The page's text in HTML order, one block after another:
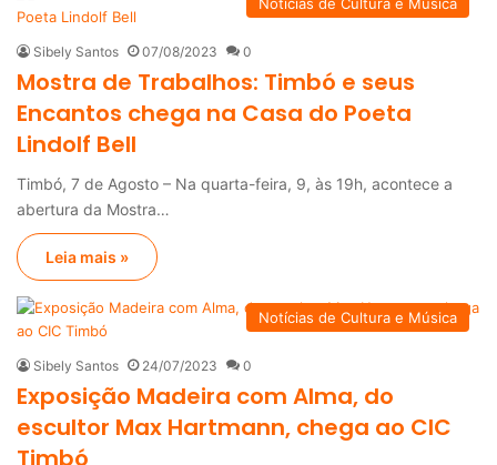
Notícias de Cultura e Música
Sibely Santos 07/08/2023 0
Mostra de Trabalhos: Timbó e seus
Encantos chega na Casa do Poeta
Lindolf Bell
Timbó, 7 de Agosto – Na quarta-feira, 9, às 19h, acontece a
abertura da Mostra…
Leia mais »
Notícias de Cultura e Música
Sibely Santos 24/07/2023 0
Exposição Madeira com Alma, do
escultor Max Hartmann, chega ao CIC
Timbó